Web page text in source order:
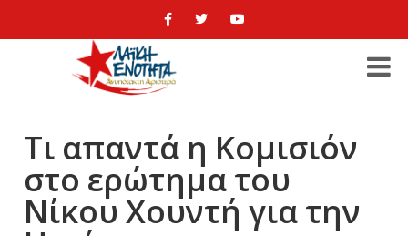
Τι απαντά η Κομισιόν
στο ερώτημα του
Νίκου Χουντή για την